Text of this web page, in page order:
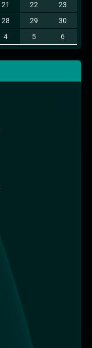
21 22
23
28 29
30
4 5 6